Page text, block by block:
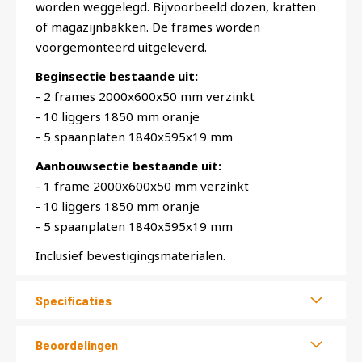
worden weggelegd. Bijvoorbeeld dozen, kratten
of magazijnbakken. De frames worden
voorgemonteerd uitgeleverd.
Beginsectie bestaande uit:
- 2 frames 2000x600x50 mm verzinkt
- 10 liggers 1850 mm oranje
- 5 spaanplaten 1840x595x19 mm
Aanbouwsectie bestaande uit:
- 1 frame 2000x600x50 mm verzinkt
- 10 liggers 1850 mm oranje
- 5 spaanplaten 1840x595x19 mm
Inclusief bevestigingsmaterialen.
Specificaties
Beoordelingen